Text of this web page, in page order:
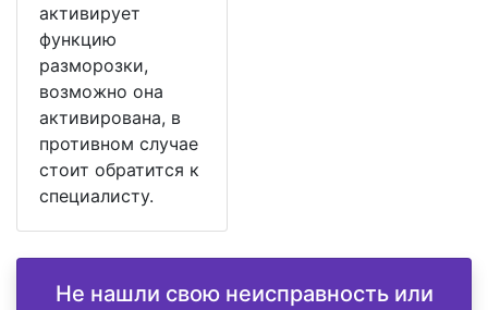
активирует
функцию
разморозки,
возможно она
активирована, в
противном случае
стоит обратится к
специалисту.
Не нашли свою неисправность или